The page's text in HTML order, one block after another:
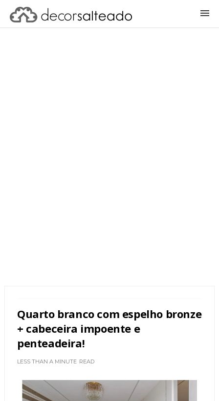
Quarto branco com espelho bronze
+ cabeceira impoente e
penteadeira!
LESS THAN A MINUTE READ